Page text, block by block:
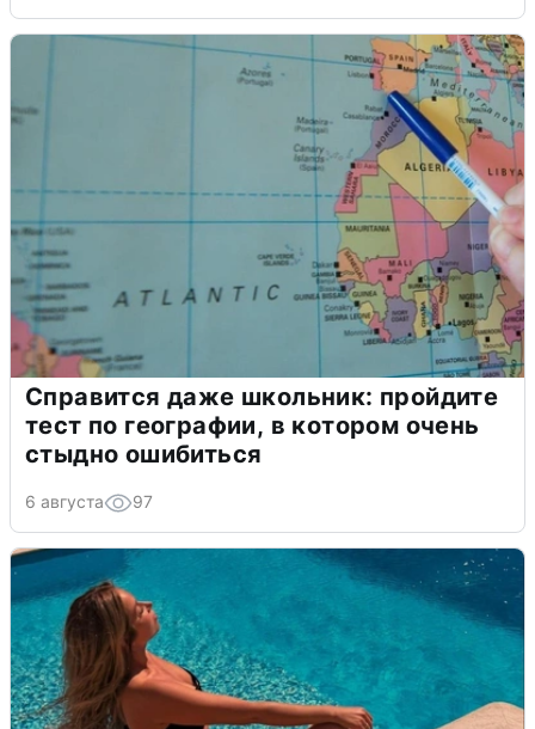
Справится даже школьник: пройдите
тест по географии, в котором очень
стыдно ошибиться
6 августа 97